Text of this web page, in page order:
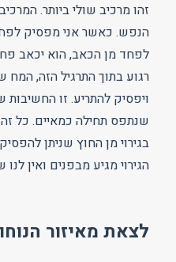
זהו מרכיב שולי ביותר.
הנפש. כאשר אני מפסיק
לפחד מן הכאב, הוא יכאב
רגוע בתוך התרגיל הזה, המח
ויפסיק להתריע. זו החשיבות
שנתפס תחילה כמאיים. כל
בגירוי מן החוץ שניתן
הגירוי מגיע מבפנים ואין
לצאת מאיזור